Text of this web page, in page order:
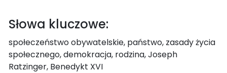
Słowa kluczowe:
społeczeństwo obywatelskie, państwo, zasady życia
społecznego, demokracja, rodzina, Joseph
Ratzinger, Benedykt XVI